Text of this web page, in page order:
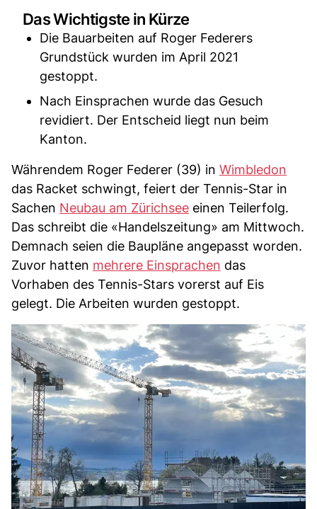
Das Wichtigste in Kürze
Die Bauarbeiten auf Roger Federers
Grundstück wurden im April 2021
gestoppt.
Nach Einsprachen wurde das Gesuch
revidiert. Der Entscheid liegt nun beim
Kanton.
Währendem Roger Federer (39) in Wimbledon
das Racket schwingt, feiert der Tennis-Star in
Sachen Neubau am Zürichsee einen Teilerfolg.
Das schreibt die «Handelszeitung» am Mittwoch.
Demnach seien die Baupläne angepasst worden.
Zuvor hatten mehrere Einsprachen das
Vorhaben des Tennis-Stars vorerst auf Eis
gelegt. Die Arbeiten wurden gestoppt.